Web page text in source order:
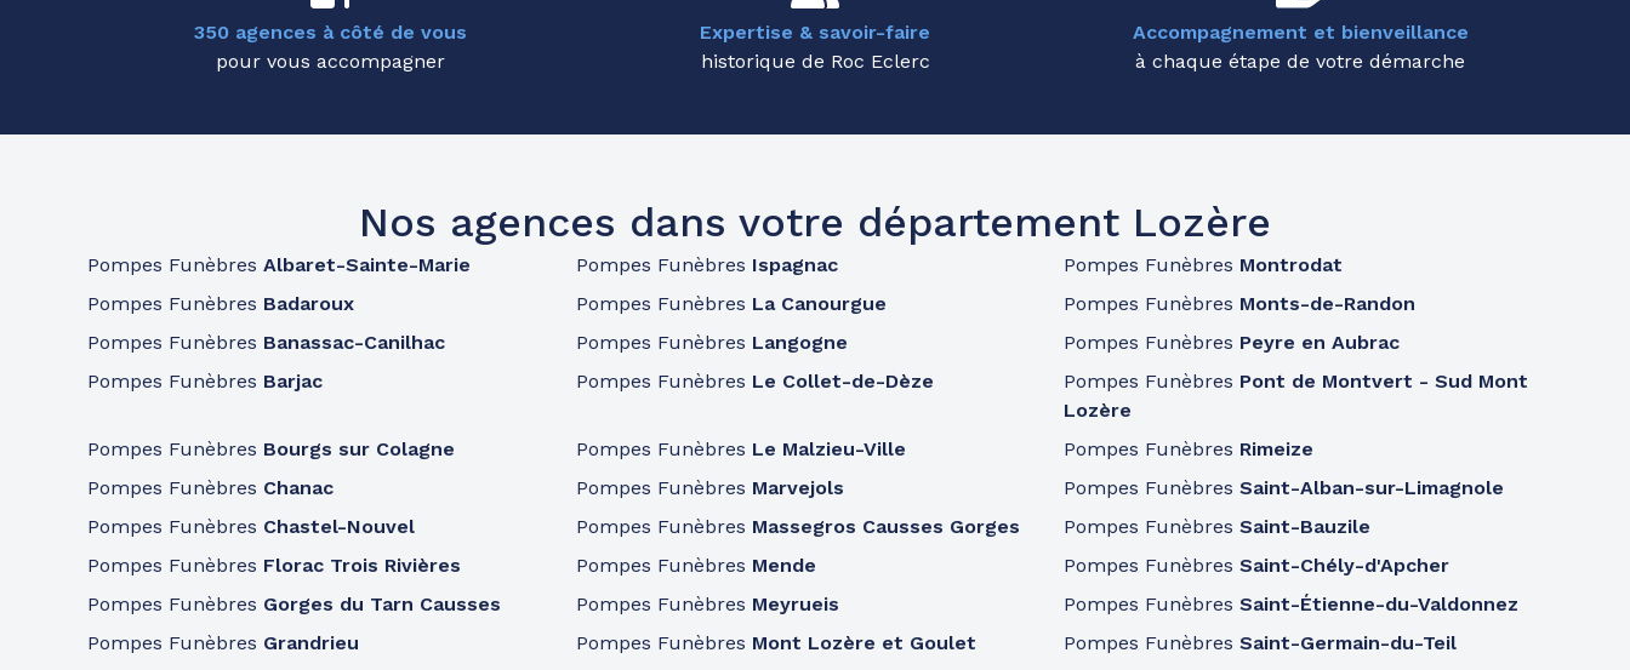
350 agences à côté de vous
pour vous accompagner
Expertise & savoir-faire
historique de Roc Eclerc
Accompagnement et bienveillance
à chaque étape de votre démarche
Nos agences dans votre département Lozère
Pompes Funèbres Albaret-Sainte-Marie
Pompes Funèbres Badaroux
Pompes Funèbres Banassac-Canilhac
Pompes Funèbres Barjac
Pompes Funèbres Bourgs sur Colagne
Pompes Funèbres Chanac
Pompes Funèbres Chastel-Nouvel
Pompes Funèbres Florac Trois Rivières
Pompes Funèbres Gorges du Tarn Causses
Pompes Funèbres Grandrieu
Pompes Funèbres Ispagnac
Pompes Funèbres La Canourgue
Pompes Funèbres Langogne
Pompes Funèbres Le Collet-de-Dèze
Pompes Funèbres Le Malzieu-Ville
Pompes Funèbres Marvejols
Pompes Funèbres Massegros Causses Gorges
Pompes Funèbres Mende
Pompes Funèbres Meyrueis
Pompes Funèbres Mont Lozère et Goulet
Pompes Funèbres Montrodat
Pompes Funèbres Monts-de-Randon
Pompes Funèbres Peyre en Aubrac
Pompes Funèbres Pont de Montvert - Sud Mont
Lozère
Pompes Funèbres Rimeize
Pompes FunèbresSaint-Alban-sur-Limagnole
Pompes FunèbresSaint-Bauzile
Pompes FunèbresSaint-Chély-d'Apcher
Pompes FunèbresSaint-Étienne-du-Valdonnez
Pompes FunèbresSaint-Germain-du-Teil